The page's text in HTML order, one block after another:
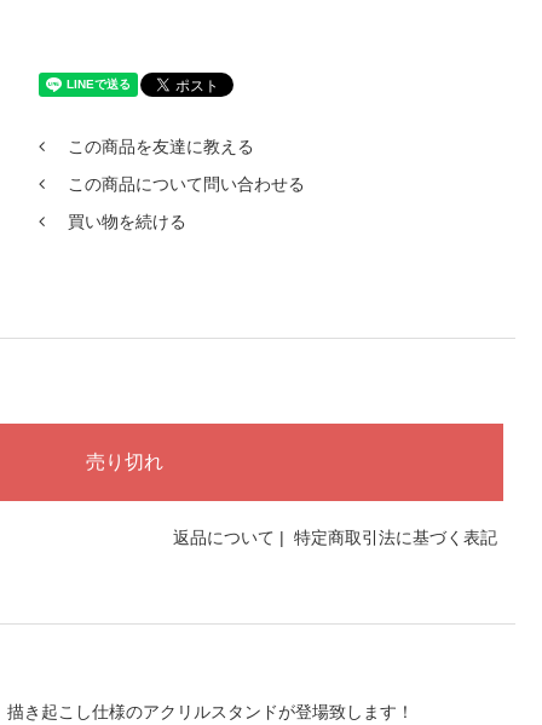
この商品を友達に教える
この商品について問い合わせる
買い物を続ける
返品について | 特定商取引法に基づく表記
き起こし仕様のアクリルスタンドが登場致します！